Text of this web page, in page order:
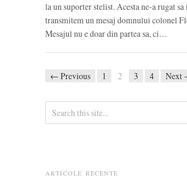
la un suporter stelist. Acesta ne-a rugat sa
transmitem un mesaj domnului colonel
Mesajul nu e doar din partea sa, ci…
← Previous 1 2 3 4 Next
ARTICOLE RECENTE